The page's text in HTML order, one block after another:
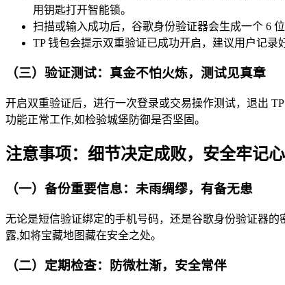
用钥匙打开智能锁。
扫描或输入成功后，谷歌身份验证器会生成一个 6
TP 钱包会提示双重验证已成功开启，建议用户记录
（三）验证测试：真金不怕火炼，测试见真章
开启双重验证后，进行一次登录或交易操作测试，退出
功能正常工作,如检验城堡防御是否坚固。
注意事项：细节决定成败，安全牢记
（一）备份重要信息：未雨绸缪，有备无患
无论是短信验证绑定的手机号码，还是谷歌身份验证器
露,如将宝藏地图藏在安全之处。
（二）定期检查：防微杜渐，安全常伴